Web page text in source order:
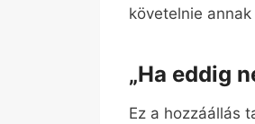
követelnie
„Ha eddig
Ez a hozzáállás